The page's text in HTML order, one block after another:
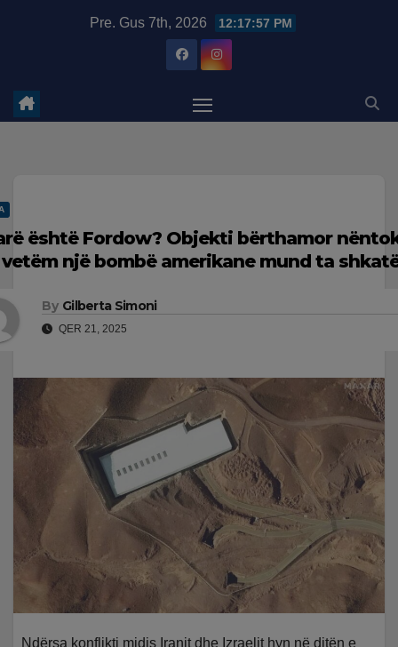
Pre. Gus 7th, 2026 12:17:58 PM
është Fordow? Objekti bërthamor
një bombë amerikane mund ta
By Gilberta Simoni
QER 21, 2025
Ndërsa konflikti midis Iranit dhe Izraelit hyn në ditën e